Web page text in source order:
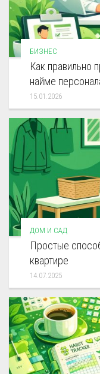
БИЗНЕС
Как правильно
найме
15.01.2026
ДОМ И САД
Простые
квартире
14.07.2025